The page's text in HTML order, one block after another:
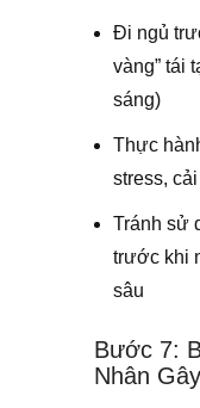
Đi ngủ
vàng” tái
sáng)
Thực
stress,
Tránh sử
trước khi
sâu
Bước 7:
Nhân